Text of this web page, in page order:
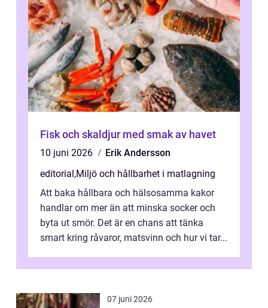
Fisk och skaldjur med smak av havet
10 juni 2026
Erik Andersson
editorial ,Miljö och hållbarhet i matlagning
Att baka hållbara och hälsosamma kakor
handlar om mer än att minska socker och
byta ut smör. Det är en chans att tänka
smart kring råvaror, matsvinn och hur vi tar...
07 juni 2026